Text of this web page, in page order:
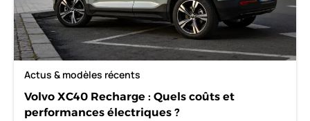
Actus & modèles récents
Volvo XC40 Recharge : Quels coûts et
performances électriques ?